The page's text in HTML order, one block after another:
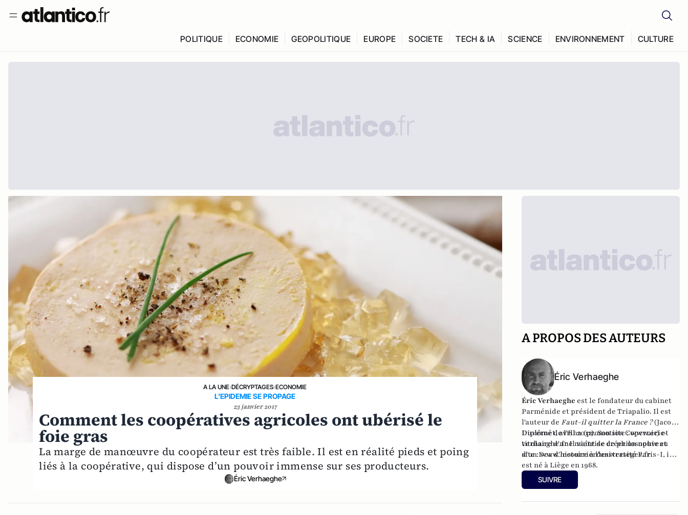
POLITIQUE ECONOMIE GEOPOLITIQUE EUROPE SOCIETE TECH & IA SCIENCE ENVIRONNEMENT CULTURE
A LA UNE›DÉCRYPTAGES›ECONOMIE
L'EPIDEMIE SE PROPAGE
23 janvier 2017
Comment les coopératives agricoles ont ubérisé le
foie gras
La marge de manœuvre du coopérateur est très faible. Il est en réalité pieds et poing
liés à la coopérative, qui dispose d’un pouvoir immense sur ses producteurs.
Éric Verhaeghe
A PROPOS DES AUTEURS
Éric Verhaeghe
Éric Verhaeghe est le fondateur du cabinet
Parménide et président deTriapalio. Il est
l'auteur de Faut-il quitter la France ?(Jacob-
Duvernet, avril 2012). Son site :www.eric-
verhaeghe.frIl vient de créer un nouveau
site :www.lecourrierdesstrateges.fr
Diplômé de l'Ena (promotion Copernic) et
titulaire d'une maîtrise de philosophie et
d'un Dea d'histoire à l'université Paris-I, il
est né à Liège en 1968.
SUIVRE